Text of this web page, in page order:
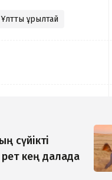
Ұлттық құрылтай
сүйікті
кең далада